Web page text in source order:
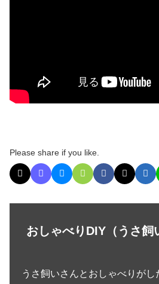
Please share if you like.
おしゃべりDIY（うさ飼
うさ飼いさんとおしゃべりが